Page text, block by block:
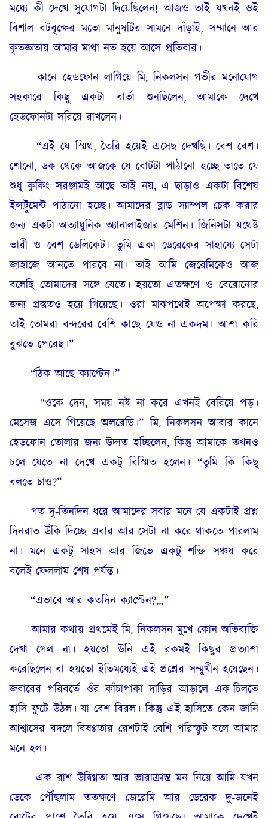
মধ্যে কী দেখে সুযোগটা দিয়েছিলেন! আজও তাই যখনই ওই
বিশাল বটবৃক্ষের মতো মানুষটির সামনে দাঁড়াই, সম্মানে আর
কৃতজ্ঞতায় আমার মাথা নত হয়ে আসে প্রতিবার।
কানে হেডফোন লাগিয়ে মি. নিকলসন গভীর মনোযোগ
সহকারে কিছু একটা বার্তা শুনছিলেন, আমাকে দেখে
হেডফোনটা সরিয়ে রাখলেন।
“এই যে স্মিথ, তৈরি হয়েই এসেছ দেখছি। বেশ বেশ।
শোনো, ডক থেকে আজকে যে বোটটা পাঠানো হচ্ছে তাতে যে
শুধু কুকিং সরঞ্জামই আছে তাই নয়, এ ছাড়াও একটা বিশেষ
ইন্সট্রুমেন্ট পাঠানো হচ্ছে। আমাদের ব্লাড স্যাম্পল চেক করার
জন্য একটা অত্যাধুনিক অ্যানালাইজার মেশিন। জিনিসটা যথেষ্ট
ভারী ও বেশ ডেলিকেট। তুমি একা ডেরেকের সাহায্যে সেটা
জাহাজে আনতে পারবে না। তাই আমি জেরেমিকেও আজ
বলেছি তোমাদের সঙ্গে যেতে। হয়তো এতক্ষণে ও বেরোনোর
জন্য প্রস্তুতও হয়ে গিয়েছে। ওরা মাঝপথেই অপেক্ষা করছে,
তাই তোমরা বন্দরের বেশি কাছে যেও না একদম। আশা করি
বুঝতে পেরেছ।”
“ঠিক আছে ক্যাপ্টেন।”
“ওকে দেন, সময় নষ্ট না করে এখনই বেরিয়ে পড়।
মেসেজ এসে গিয়েছে অলরেডি।” মি. নিকলসন আবার কানে
হেডফোন তোলার জন্য উদ্যত হচ্ছিলেন, কিন্তু আমাকে তখনও
চলে যেতে না দেখে একটু বিস্মিত হলেন। “তুমি কি কিছু
বলতে চাও?”
গত দু-তিনদিন ধরে আমাদের সবার মনে যে একটাই প্রশ্ন
দিনরাত উঁকি দিচ্ছে এবার আর সেটা না করে থাকতে পারলাম
না। মনে একটু সাহস আর জিভে একটু শক্তি সঞ্চয় করে
বলেই ফেললাম শেষ পর্যন্ত।
“এভাবে আর কতদিন ক্যাপ্টেন?…”
আমার কথায় প্রথমেই মি. নিকলসন মুখে কোন অভিব্যক্তি
দেখা গেল না। হয়তো উনি এই রকমই কিছুর প্রত্যাশা
করেছিলেন বা হয়তো ইতিমধ্যেই এই প্রশ্নের সম্মুখীন হয়েছেন।
জবাবের পরিবর্তে ওঁর কাঁচাপাকা দাড়ির আড়ালে এক-চিলতে
হাসি ফুটে উঠল। যা বেশ বিরল। কিন্তু এই হাসিতে কেন জানি
আশ্বাসের বদলে বিষণ্ণতার রেশটাই বেশি পরিস্ফুট বলে আমার
মনে হল।
এক রাশ উদ্বিগ্নতা আর ভারাক্রান্ত মন নিয়ে আমি যখন
ডেকে পৌঁছলাম ততক্ষণে জেরেমি আর ডেরেক দু-জনেই